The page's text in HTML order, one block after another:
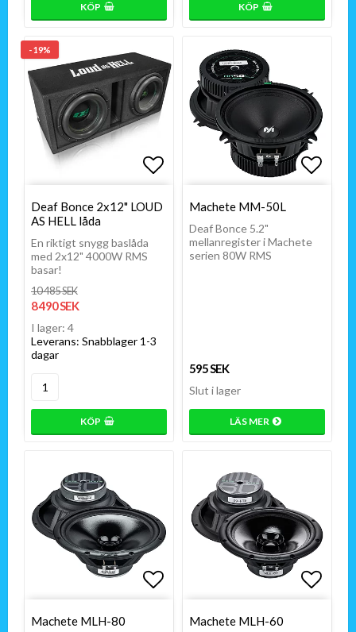
KÖP KÖP
- 19%
Deaf Bonce 2x12" LOUD
AS HELL låda
En riktigt snygg baslåda
med 2x12" 4000W RMS
basar!
10 485 SEK
8 490 SEK
I lager: 4
Leverans: Snabblager 1-3
dagar
KÖP
Machete MM-50L
Deaf Bonce 5.2"
mellanregister i Machete
serien 80W RMS
595 SEK
Slut i lager
LÄS MER
Machete MLH-80 Machete MLH-60